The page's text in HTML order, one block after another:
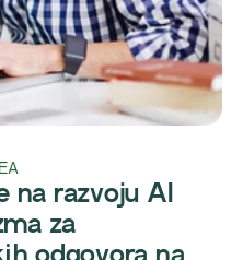
na razvoju AI
za